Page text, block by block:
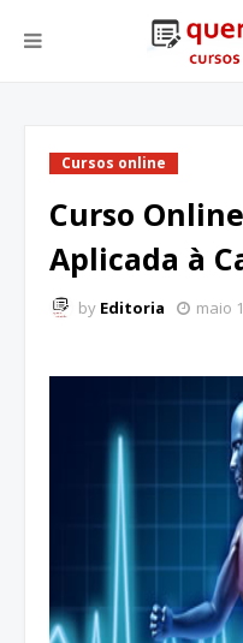
Cursos online
Curso
Aplicada à
by Editoria maio